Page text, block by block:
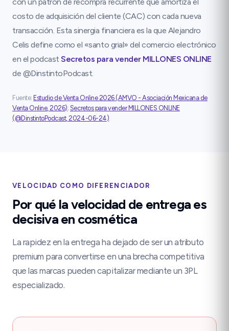
costo de adquisición del cliente (CAC) con cada nueva
transacción. Esta sinergia financiera es la que Alejandro
Celis define como el «santo grial» del comercio electrónico
en el podcastSecretos para vender MILLONES ONLINE
de @DinstintoPodcast.
Fuente: Estudio de Venta Online 2026(AMVO - Asociación Mexicana de
Venta Online,2026); Secretos para vender MILLONES ONLINE
(@DinstintoPodcast,2024-06-24)
VELOCIDAD COMO DIFERENCIADOR
Por qué la velocidad de entrega es
decisiva en cosmética
La rapidez en la entrega ha dejado de ser un atributo
premium para convertirse en una brecha competitiva
que las marcas pueden capitalizar mediante un 3PL
especializado.